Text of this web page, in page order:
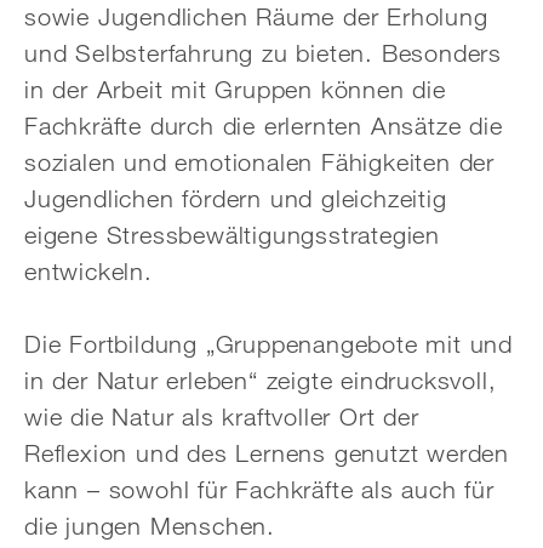
sowie Jugendlichen Räume der Erholung
und Selbsterfahrung zu bieten. Besonders
in der Arbeit mit Gruppen können die
Fachkräfte durch die erlernten Ansätze die
sozialen und emotionalen Fähigkeiten der
Jugendlichen fördern und gleichzeitig
eigene Stressbewältigungsstrategien
entwickeln.
Die Fortbildung „Gruppenangebote mit und
in der Natur erleben“ zeigte eindrucksvoll,
wie die Natur als kraftvoller Ort der
Reflexion und des Lernens genutzt werden
kann – sowohl für Fachkräfte als auch für
die jungen Menschen.